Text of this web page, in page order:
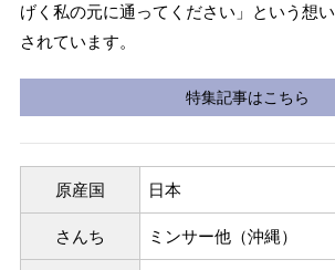
げく私の元に通ってください」という想
されています。
特集記事はこちら
原産国 日本
さんち ミンサー他（沖縄）